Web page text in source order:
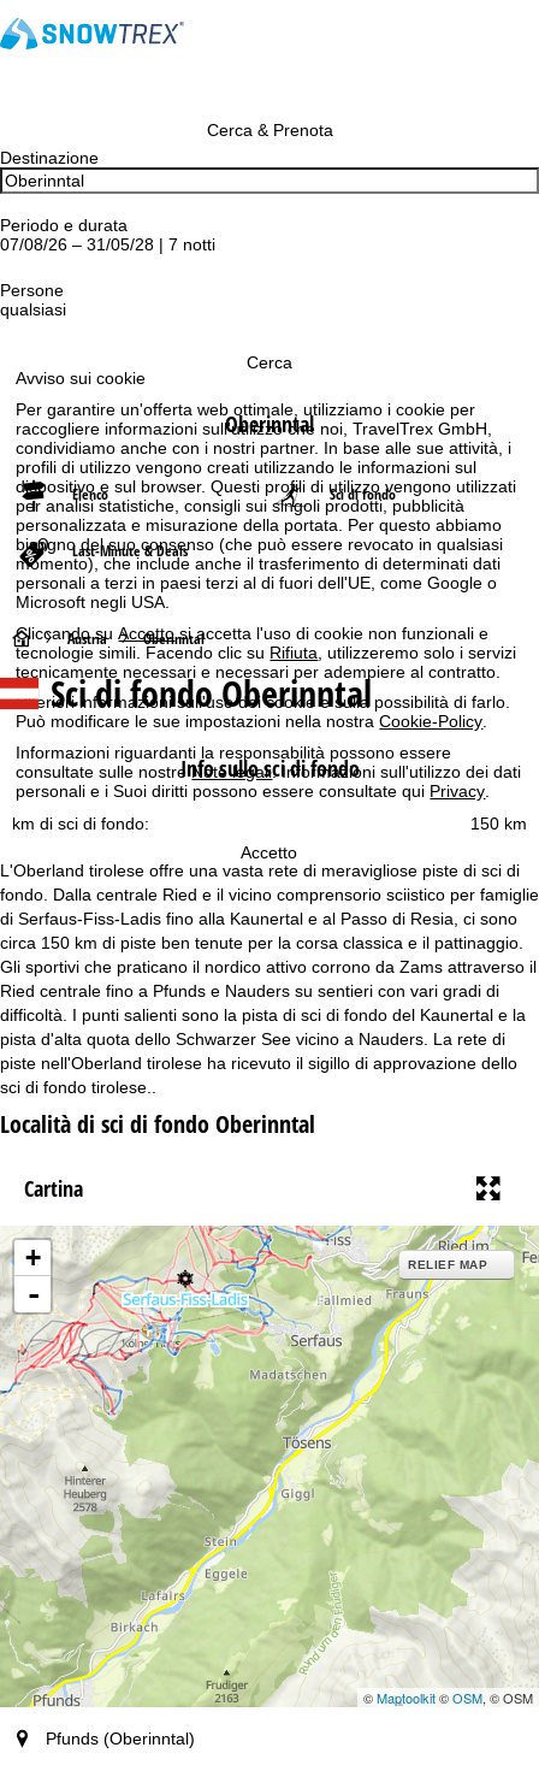
Avviso sui cookie
Per garantire un'offerta web ottimale, utilizziamo i cookie per
raccogliere informazioni sull'utilizzo che noi, TravelTrex GmbH,
condividiamo anche con i nostri partner. In base alle sue attività, i
profili di utilizzo vengono creati utilizzando le informazioni sul
dispositivo e sul browser. Questi profili di utilizzo vengono utilizzati
per analisi statistiche, consigli sui singoli prodotti, pubblicità
personalizzata e misurazione della portata. Per questo abbiamo
bisogno del suo consenso (che può essere revocato in qualsiasi
momento), che include anche il trasferimento di determinati dati
personali a terzi in paesi terzi al di fuori dell'UE, come Google o
Microsoft negli USA.
Cliccando suAccettosi accetta l'uso di cookie non funzionali e
tecnologie simili. Facendo clic su Rifiuta, utilizzeremo solo i servizi
tecnicamente necessari e necessari per adempiere al contratto.
Ulteriori informazioni sull'uso dei cookie e sulla possibilità di farlo.
Può modificare le sue impostazioni nella nostraCookie-Policy
Informazioni riguardanti la responsabilità possono essere
consultate sulle nostreNote legali. Informazioni sull'utilizzo dei dati
personali e i Suoi diritti possono essere consultate qui Privacy
Accetto
Cerca & Prenota
Destinazione
Periodo e durata
07/08/26 – 31/05/28 | 7 notti
Persone
qualsiasi
Cerca
Oberinntal
Elenco Sci di fondo
Last-Minute & Deals
H
o
e
p
g
e
Austria Oberinntal
Sci di fondo Oberinntal
Info sullo sci di fondo
150 km
km di sci di fondo:
L'Oberland tirolese offre una vasta rete di meravigliose piste di sci di
fondo. Dalla centrale Ried e il vicino comprensorio sciistico per famiglie
di Serfaus-Fiss-Ladis fino alla Kaunertal e al Passo di Resia, ci sono
circa 150 km di piste ben tenute per la corsa classica e il pattinaggio.
Gli sportivi che praticano il nordico attivo corrono da Zams attraverso il
Ried centrale fino a Pfunds e Nauders su sentieri con vari gradi di
difficoltà. I punti salienti sono la pista di sci di fondo del Kaunertal e la
pista d'alta quota dello Schwarzer See vicino a Nauders. La rete di
piste nell'Oberland tirolese ha ricevuto il sigillo di approvazione dello
sci di fondo tirolese..
Località di sci di fondo Oberinntal
Cartina
+
-
RELIEF MAP
©Maptoolkit©OSM, © OSM
Luogo (regione)
Pfunds (Oberinntal)